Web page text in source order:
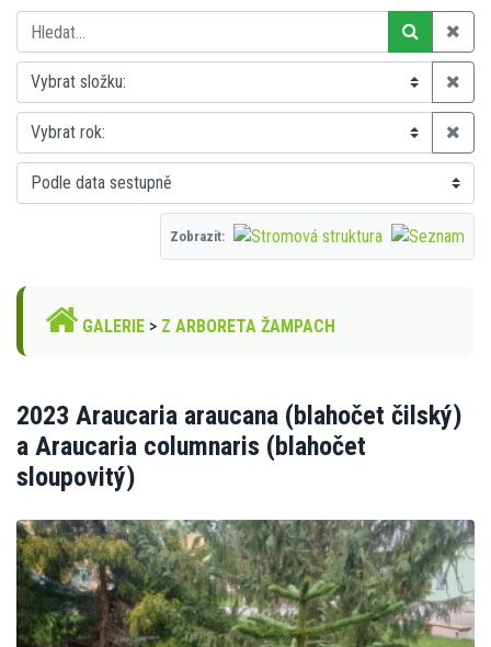
Zobrazit:
GALERIE > Z ARBORETA ŽAMPACH
2023 Araucaria araucana (blahočet čilský)
a Araucaria columnaris (blahočet
sloupovitý)